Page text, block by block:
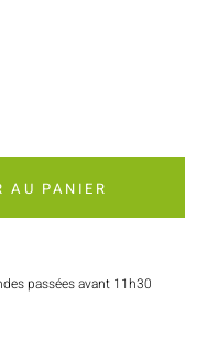
AU PANIER
passées avant 11h30